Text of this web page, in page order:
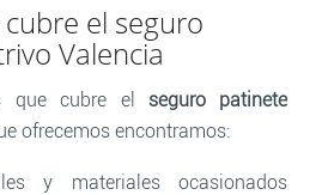
el seguro
Valencia
que cubre el seguro patinete
ofrecemos encontramos:
y materiales ocasionados